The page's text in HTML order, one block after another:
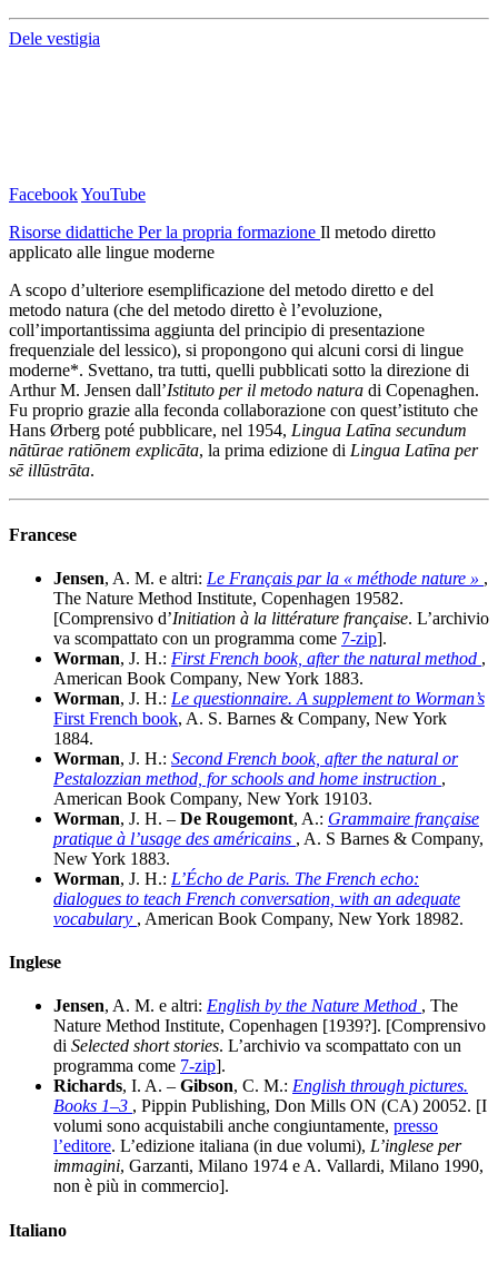
Dele vestigia
FacebookYouTube
Risorse didattiche Per la propria formazione Il metodo diretto
applicato alle lingue moderne
A scopo d’ulteriore esemplificazione del metodo diretto e del
metodo natura (che del metodo diretto è l’evoluzione,
coll’importantissima aggiunta del principio di presentazione
frequenziale del lessico), si propongono qui alcuni corsi di lingue
moderne*. Svettano, tra tutti, quelli pubblicati sotto la direzione di
Arthur M. Jensen dall’Istituto per il metodo natura di Copenaghen.
Fu proprio grazie alla feconda collaborazione con quest’istituto che
Hans Ørberg poté pubblicare, nel 1954, Lingua Latīna secundum
nātūrae ratiōnem explicāta, la prima edizione di Lingua Latīna per
sē illūstrāta.
Francese
Jensen, A. M. e altri: Le Français par la « méthode nature » ,
The Nature Method Institute, Copenhagen 19582.
[Comprensivo d’Initiation à la littérature française. L’archivio
va scompattato con un programma come 7-zip].
Worman, J. H.: First French book, after the natural method ,
American Book Company, New York 1883.
Worman, J. H.: Le questionnaire. A supplement to Worman’s
First French book, A. S. Barnes & Company, New York
1884.
Worman, J. H.: Second French book, after the natural or
Pestalozzian method, for schools and home instruction ,
American Book Company, New York 19103.
Worman, J. H. – De Rougemont, A.: Grammaire française
pratique à l’usage des américains , A. S Barnes & Company,
New York 1883.
Worman, J. H.: L’Écho de Paris. The French echo:
dialogues to teach French conversation, with an adequate
vocabulary , American Book Company, New York 18982.
Inglese
Jensen, A. M. e altri: English by the Nature Method , The
Nature Method Institute, Copenhagen [1939?]. [Comprensivo
di Selected short stories. L’archivio va scompattato con un
programma come 7-zip].
Richards, I. A. – Gibson, C. M.: English through pictures.
Books 1–3 , Pippin Publishing, Don Mills ON (CA) 20052. [I
volumi sono acquistabili anche congiuntamente, presso
l’editore. L’edizione italiana (in due volumi), L’inglese per
immagini, Garzanti, Milano 1974 e A. Vallardi, Milano 1990,
non è più in commercio].
Italiano